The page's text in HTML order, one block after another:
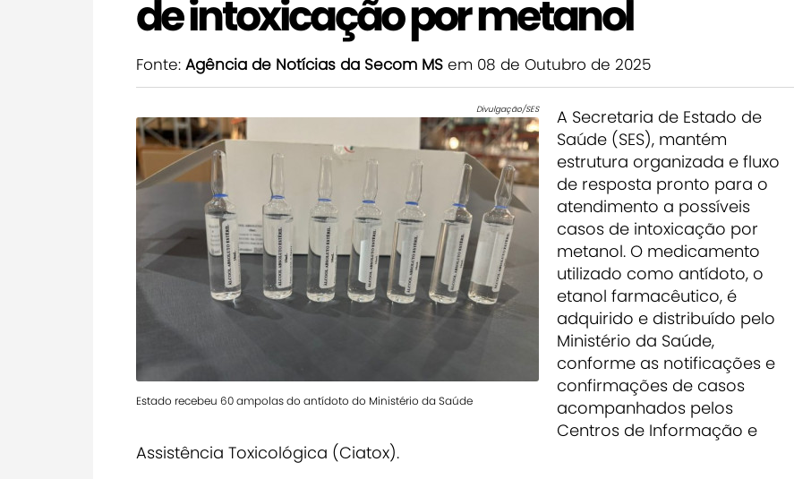
de intoxicação por metanol
Fonte: Agência de Notícias da Secom MS em 08 de Outubro de 2025
Divulgação/SES
Estado recebeu 60 ampolas do antídoto do Ministério da Saúde
A Secretaria de Estado de
Saúde (SES), mantém
estrutura organizada e fluxo
de resposta pronto para o
atendimento a possíveis
casos de intoxicação por
metanol. O medicamento
utilizado como antídoto, o
etanol farmacêutico, é
adquirido e distribuído pelo
Ministério da Saúde,
conforme as notificações e
confirmações de casos
acompanhados pelos
Centros de Informação e
Assistência Toxicológica (Ciatox).